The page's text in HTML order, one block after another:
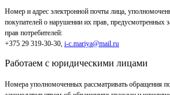
Номер и адрес электронной почты лица,
покупателей о нарушении их прав, предусмотренных
прав потребителей:
+375 29 319-30-30, i-c.mariya@mail.ru
Работаем с юридическими лицами
Номера уполномоченных рассматривать обращения